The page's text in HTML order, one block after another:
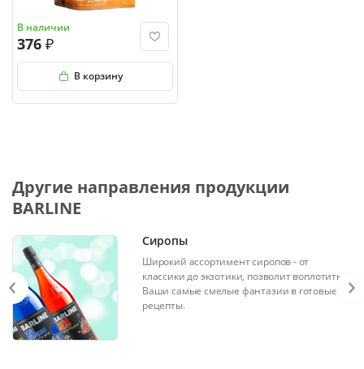
В наличии
376
В корзину
Другие направления продукции
BARLINE
Сиропы
Широкий ассортимент сиропов - от
классики до экзотики, позволит воплотить
Ваши самые смелые фантазии в готовые
рецепты.